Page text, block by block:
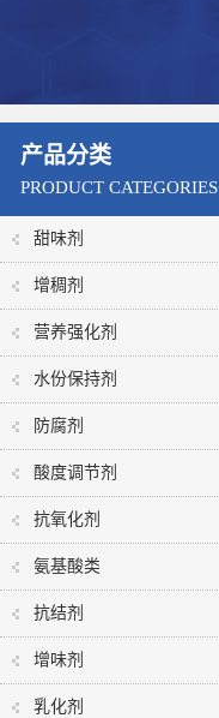
产品分类
PRODUCT CATEGORIES
甜味剂
增稠剂
营养强化剂
水份保持剂
防腐剂
酸度调节剂
抗氧化剂
氨基酸类
抗结剂
增味剂
乳化剂